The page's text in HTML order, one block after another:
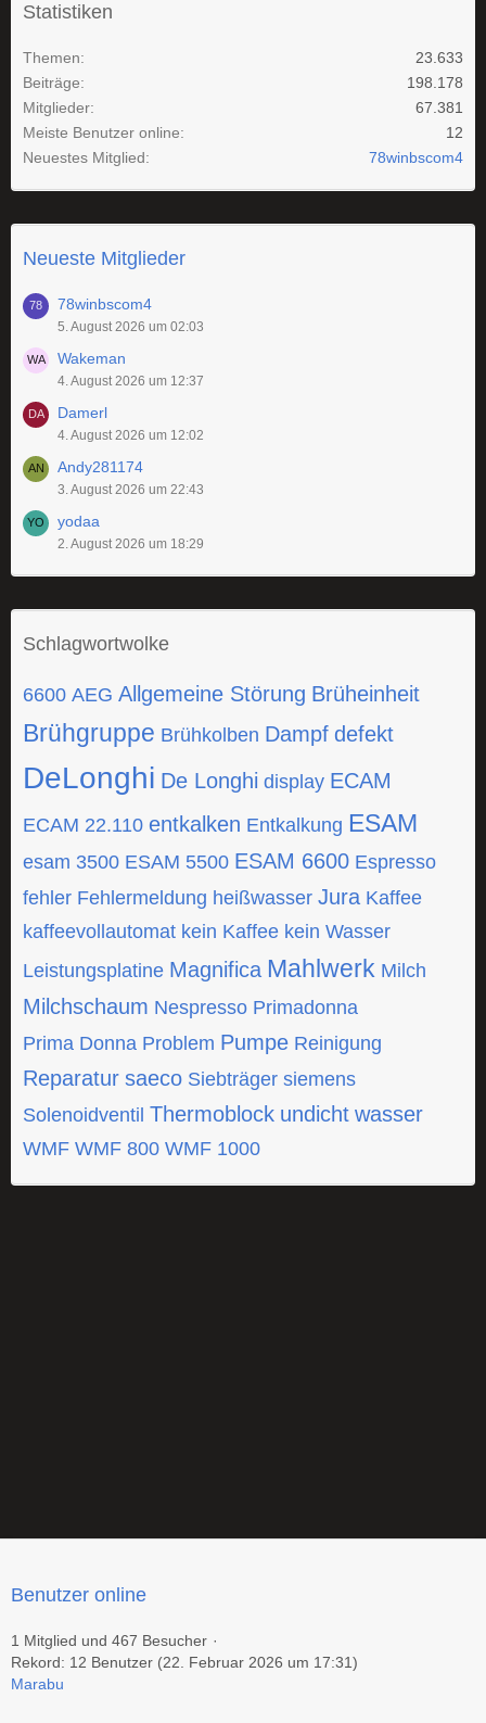
Statistiken
Themen
23.633
Beiträge
198.178
Mitglieder
67.381
Meiste Benutzer online
12
Neuestes Mitglied
78winbscom4
Neueste Mitglieder
78winbscom4
5. August 2026 um 02:03
Wakeman
4. August 2026 um 12:37
Damerl
4. August 2026 um 12:02
Andy281174
3. August 2026 um 22:43
yodaa
2. August 2026 um 18:29
Schlagwortwolke
6600 AEG Allgemeine Störung Brüheinheit
Brühgruppe Brühkolben Dampf defekt
DeLonghi De Longhi display ECAM
ECAM 22.110 entkalken Entkalkung ESAM
esam 3500 ESAM 5500 ESAM 6600 Espresso
fehler Fehlermeldung heißwasser Jura Kaffee
kaffeevollautomat kein Kaffee kein Wasser
Leistungsplatine Magnifica Mahlwerk Milch
Milchschaum Nespresso Primadonna
Prima Donna Problem Pumpe Reinigung
Reparatur saeco Siebträger siemens
Solenoidventil Thermoblock undicht wasser
WMF WMF 800 WMF 1000
Benutzer online
1 Mitglied und 467 Besucher
Rekord: 12 Benutzer (22. Februar 2026 um 17:31)
Marabu